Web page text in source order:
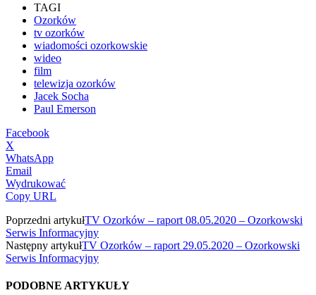
TAGI
Ozorków
tv ozorków
wiadomości ozorkowskie
wideo
film
telewizja ozorków
Jacek Socha
Paul Emerson
Facebook
X
WhatsApp
Email
Wydrukować
Copy URL
Poprzedni artykułTV Ozorków – raport 08.05.2020 – Ozorkowski
Serwis Informacyjny
Następny artykułTV Ozorków – raport 29.05.2020 – Ozorkowski
Serwis Informacyjny
PODOBNE ARTYKUŁY